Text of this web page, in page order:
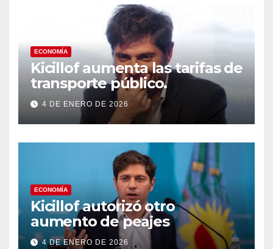
ECONOMÍA
Kicillof aumenta las tarifas de
transporte público.
4 DE ENERO DE 2026
ECONOMÍA
Kicillof autorizó otro
aumento de peajes
4 DE ENERO DE 2026